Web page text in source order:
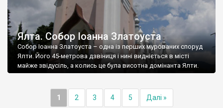
Ялта. Собор Іоанна Златоуста
Собор Іоанна Златоуста – одна із перших мурованих споруд
Ялти. Його 45-метрова дзвіниця і нині видніється в місті
майже звідусіль, а колись це була висотна домінанта Ялти.
1 2 3 4 5 Далі »